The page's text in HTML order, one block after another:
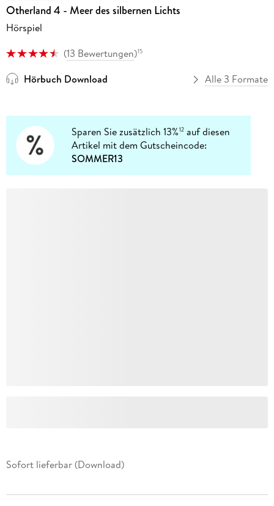
Otherland 4 - Meer des silbernen Lichts
Hörspiel
(13 Bewertungen)15
Hörbuch Download Alle 3 Formate
Sparen Sie zusätzlich 13%12 auf diesen
Artikel mit dem Gutscheincode:
SOMMER13
Sofort lieferbar (Download)